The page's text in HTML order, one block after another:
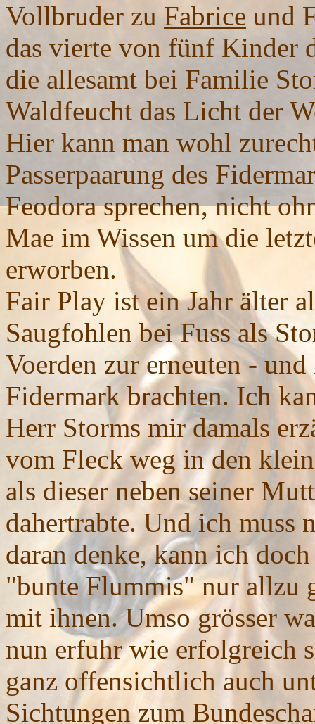
Vollbruder zu Fabrice und
das vierte von fünf Kinder
die allesamt bei Familie
Waldfeucht das Licht der
Hier kann man wohl
Passerpaarung des
Feodora sprechen, nicht
Mae im Wissen um die
erworben.
Fair Play ist ein Jahr älter
Saugfohlen bei Fuss als
Voerden zur erneuten -
Fidermark brachten. Ich
Herr Storms mir damals
vom Fleck weg in den
als dieser neben seiner
dahertrabte. Und ich muss
daran denke, kann ich
"bunte Flummis" nur allzu
mit ihnen. Umso grösser
nun erfuhr wie erfolgreich
ganz offensichtlich auch
Sichtungen zum